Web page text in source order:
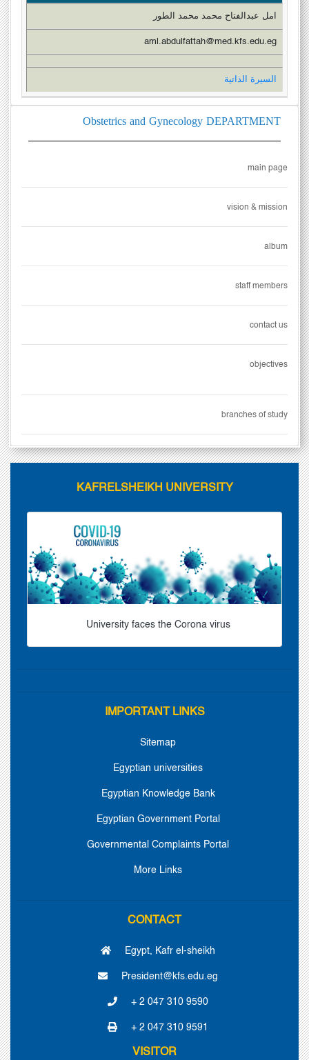
Obstetrics and Gynecology DEPARTMENT
main page
vision & mission
album
staff members
contact us
objectives
branches of study
امل عبدالفتاح محمد محمد الطور
aml.abdulfattah@med.kfs.edu.eg
السيرة الذاتية
KAFRELSHEIKH UNIVERSITY
University faces the Corona virus
IMPORTANT LINKS
Sitemap
Egyptian universities
Egyptian Knowledge Bank
Egyptian Government Portal
Governmental Complaints Portal
More Links
CONTACT
Egypt, Kafr el-sheikh
President@kfs.edu.eg
+ 2 047 310 9590
+ 2 047 310 9591
VISITOR